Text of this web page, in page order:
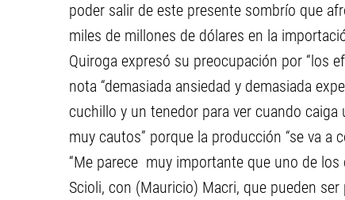
poder salir de este presente sombrío que
miles de millones de dólares en la
Quiroga expresó su preocupación por “los
nota “demasiada ansiedad y demasiada
cuchillo y un tenedor para ver cuando
muy cautos” porque la producción “se va a
“Me parece muy importante que uno de
Scioli, con (Mauricio) Macri, que pueden